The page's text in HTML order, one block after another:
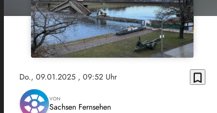
Do., 09.01.2025 , 09:52 Uhr bookmark_border
VON
Sachsen Fernsehen